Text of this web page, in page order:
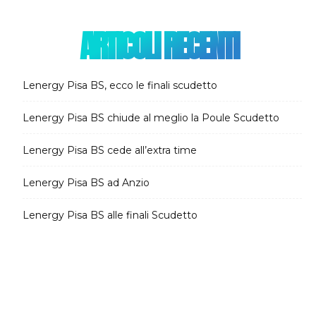
ARTICOLI RECENTI
Lenergy Pisa BS, ecco le finali scudetto
Lenergy Pisa BS chiude al meglio la Poule Scudetto
Lenergy Pisa BS cede all’extra time
Lenergy Pisa BS ad Anzio
Lenergy Pisa BS alle finali Scudetto